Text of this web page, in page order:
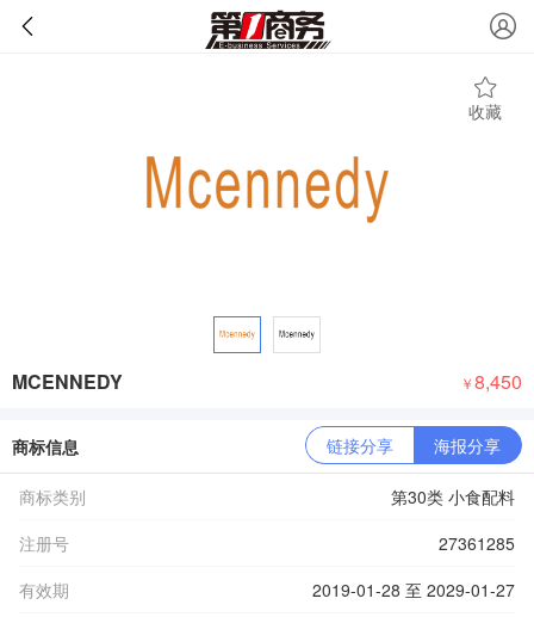
收藏
MCENNEDY ￥8,450
商标信息 链接分享 海报分享
商标类别
第30类 小食配料
注册号
27361285
有效期
2019-01-28 至 2029-01-27